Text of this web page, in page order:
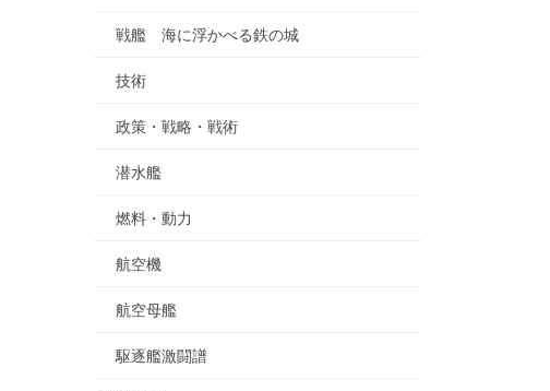
戦艦 海に浮かべる鉄の城
技術
政策・戦略・戦術
潜水艦
燃料・動力
航空機
航空母艦
駆逐艦激闘譜